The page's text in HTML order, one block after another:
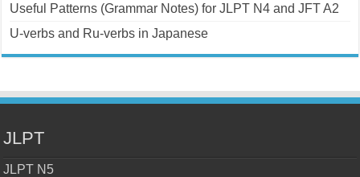
Useful Patterns (Grammar Notes) for JLPT N4 and JFT A2
U-verbs and Ru-verbs in Japanese
JLPT
JLPT N5